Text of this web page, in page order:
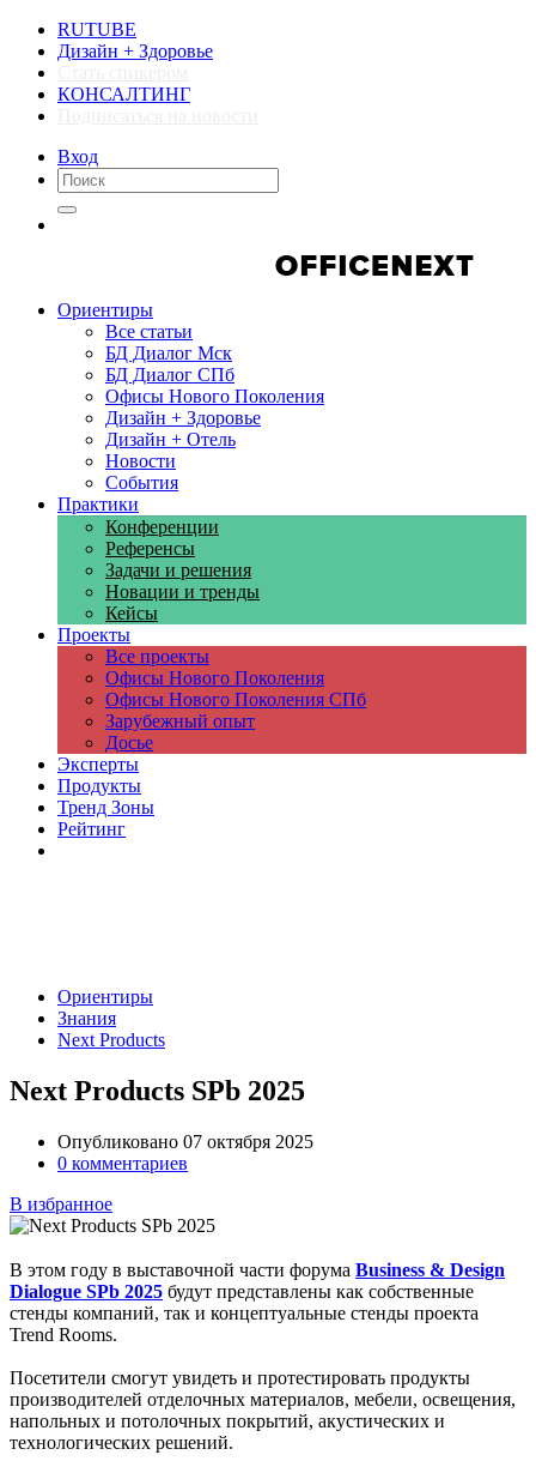
RUTUBE
Дизайн + Здоровье
КОНСАЛТИНГ
Вход
Ориентиры
Все статьи
БД Диалог Мск
БД Диалог СПб
Офисы Нового Поколения
Дизайн + Здоровье
Дизайн + Отель
Новости
События
Практики
Конференции
Референсы
Задачи и решения
Новации и тренды
Кейсы
Проекты
Все проекты
Офисы Нового Поколения
Офисы Нового Поколения СПб
Зарубежный опыт
Досье
Эксперты
Продукты
Тренд Зоны
Рейтинг
Ориентиры
Знания
Next Products
Next Products SPb 2025
Опубликовано 07 октября 2025
0 комментариев
В избранное
В этом году в выставочной части форума Business & Design
Dialogue SPb 2025 будут представлены как собственные
стенды компаний, так и концептуальные стенды проекта
Trend Rooms.
Посетители смогут увидеть и протестировать продукты
производителей отделочных материалов, мебели, освещения,
напольных и потолочных покрытий, акустических и
технологических решений.